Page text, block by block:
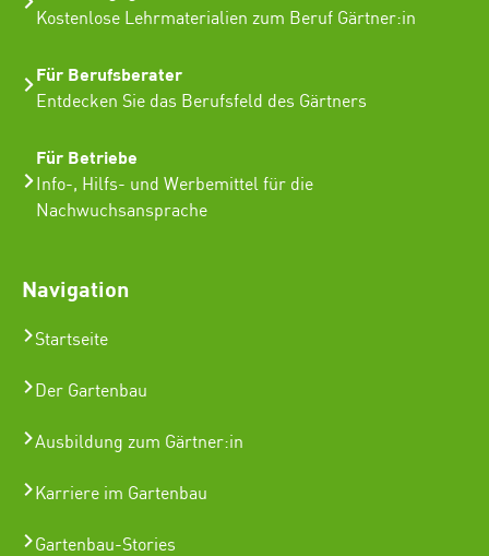
Kostenlose Lehrmaterialien zum Beruf Gärtner:in
Für Berufsberater
Entdecken Sie das Berufsfeld des Gärtners
Für Betriebe
Info-, Hilfs- und Werbemittel für die
Nachwuchsansprache
Navigation
Startseite
Der Gartenbau
Ausbildung zum Gärtner:in
Karriere im Gartenbau
Gartenbau-Stories